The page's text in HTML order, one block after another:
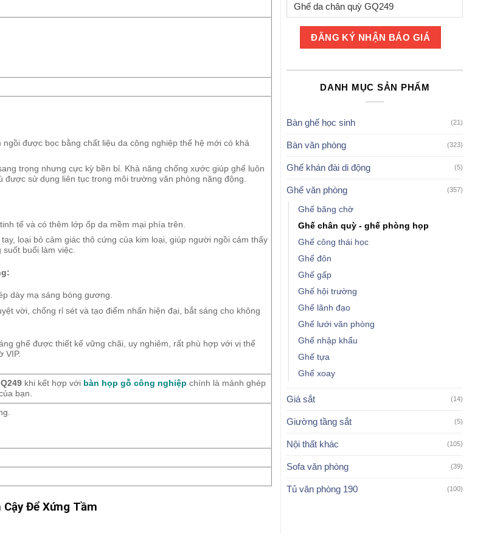
được bọc bằng chất liệu da công nghiệp thế hệ mới có khả
trọng nhưng cực kỳ bền bỉ. Khả năng chống xước giúp ghế luôn
được sử dụng liên tục trong môi trường văn phòng năng động.
tế và có thêm lớp ốp da mềm mại phía trên.
loại bỏ cảm giác thô cứng của kim loại, giúp người ngồi cảm thấy
buổi làm việc.
dày mạ sáng bóng gương.
vời, chống rỉ sét và tạo điểm nhấn hiện đại, bắt sáng cho không
ghế được thiết kế vững chãi, uy nghiêm, rất phù hợp với vị thế
VIP.
khi kết hợp với bàn họp gỗ công nghiệp chính là mảnh ghép
bạn.
Cậy Để Xứng Tầm
DANH MỤC SẢN PHẨM
Bàn ghế học sinh (21)
Bàn văn phòng (323)
Ghế khán đài di động (5)
Ghế văn phòng (357)
Ghế băng chờ
Ghế chân quỳ - ghế phòng họp
Ghế công thái học
Ghế đôn
Ghế gấp
Ghế hội trường
Ghế lãnh đạo
Ghế lưới văn phòng
Ghế nhập khẩu
Ghế tựa
Ghế xoay
Giá sắt (14)
Giường tầng sắt (5)
Nội thất khác (105)
Sofa văn phòng (39)
Tủ văn phòng 190 (100)